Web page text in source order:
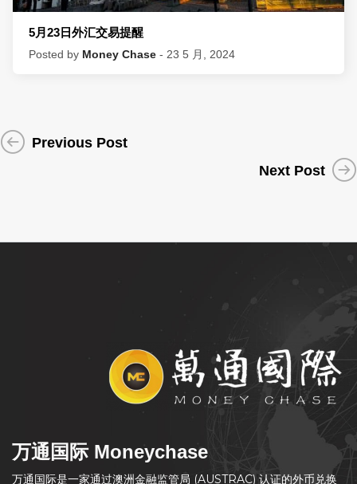
5月23日外汇交易提醒
Posted by Money Chase - 23 5 月, 2024
Previous Post
Next Post
万通国际 Moneychase
万通国际是一家通过澳洲金融监管局 (AUSTRAC) 认证的外币兑换